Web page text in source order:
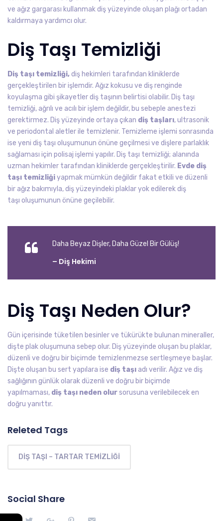
ve ağız gargarası kullanmak diş yüzeyinde oluşan plağı ortadan
kaldırmaya yardımcı olur.
Diş Taşı Temizliği
Diş taşı temizliği,diş hekimleri tarafından kliniklerde
gerçekleştirilen bir işlemdir. Ağız kokusu ve diş renginde
koyulaşma gibi şikayetler diş taşının belirtisi olabilir. Diş taşı
temizliği, ağrılı ve acılı bir işlem değildir, bu sebeple anestezi
gerektirmez. Diş yüzeyinde ortaya çıkan diş taşları, ultrasonik
ve periodontal aletler ile temizlenir. Temizleme işlemi sonrasında
ise yeni diş taşı oluşumunun önüne geçilmesi ve dişlere parlaklık
sağlaması için polisaj işlemi yapılır. Diş taşı temizliği; alanında
uzman hekimler tarafından kliniklerde gerçekleştirilir. Evde diş
taşı temizliğiyapmak mümkün değildir fakat etkili ve düzenli
bir ağız bakımıyla, diş yüzeyindeki plaklar yok edilerek diş
taşı oluşumunun önüne geçilebilir.
Daha Beyaz Dişler, Daha Güzel Bir Gülüş!
– Diş Hekimi
Diş Taşı Neden Olur?
Gün içerisinde tüketilen besinler ve tükürükte bulunan mineraller,
dişte plak oluşumuna sebep olur. Diş yüzeyinde oluşan bu plaklar,
düzenli ve doğru bir biçimde temizlenmezse sertleşmeye başlar.
Dişte oluşan bu sert yapılara ise diş taşı adı verilir. Ağız ve diş
sağlığının günlük olarak düzenli ve doğru bir biçimde
yapılmaması, diş taşı neden olursorusuna verilebilecek en
doğru yanıttır.
Releted Tags
DIŞ TAŞI – TARTAR TEMIZLIĞI
Social Share